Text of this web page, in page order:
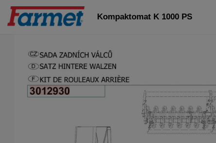
Kompaktomat K 1000 PS